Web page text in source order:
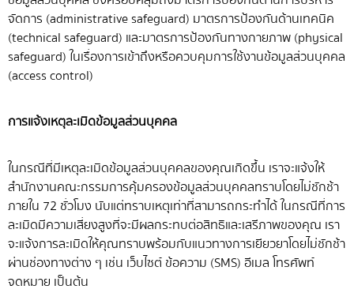
จัดการ (administrative safeguard) มาตรการป้องกันด้านเทคนิค
(technical safeguard) และมาตรการป้องกันทางกายภาพ (physical
safeguard) ในเรื่องการเข้าถึงหรือควบคุมการใช้งานข้อมูลส่วนบุคคล
(access control)
การแจ้งเหตุละเมิดข้อมูลส่วนบุคคล
ในกรณีที่มีเหตุละเมิดข้อมูลส่วนบุคคลของคุณเกิดขึ้น เราจะแจ้งให้
สำนักงานคณะกรรมการคุ้มครองข้อมูลส่วนบุคคลทราบโดยไม่ชักช้า
ภายใน 72 ชั่วโมง นับแต่ทราบเหตุเท่าที่สามารถกระทำได้ ในกรณีที่การ
ละเมิดมีความเสี่ยงสูงที่จะมีผลกระทบต่อสิทธิและเสรีภาพของคุณ เรา
จะแจ้งการละเมิดให้คุณทราบพร้อมกับแนวทางการเยียวยาโดยไม่ชักช้า
ผ่านช่องทางต่าง ๆ เช่น เว็บไซต์ ข้อความ (SMS) อีเมล โทรศัพท์
จดหมาย เป็นต้น